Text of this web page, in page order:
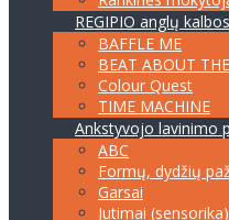
REGIPIO anglų
BAFFLE ME
BEAT ABOUT
Colour Quest
TIME MACHINE
Ankstyvojo lavinimo
ABC
Formų, dydžių
Garsai
Jutimai (sensorika)